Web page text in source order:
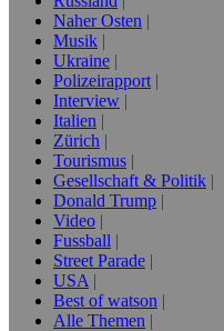
Naher Osten
Musik
Ukraine
Polizeirapport
Interview
Italien
Zürich
Tourismus
Gesellschaft & Politik
Donald Trump
Video
Fussball
Street Parade
USA
Best of watson
Alle Themen